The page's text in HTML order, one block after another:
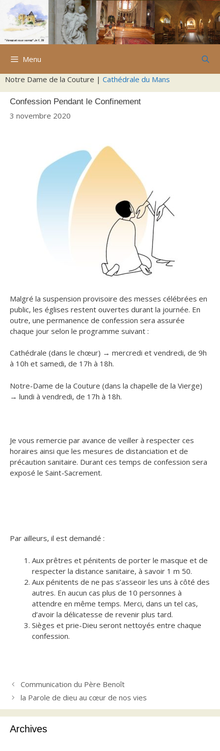
Aller
contenu
Menu
Notre Dame de la Couture | Cathédrale du Mans
Confession Pendant le Confinement
3 novembre 2020
Malgré la suspension provisoire des messes célébrées en
public, les églises restent ouvertes durant la journée. En
outre, une permanence de confession sera assurée
chaque jour selon le programme suivant :
Cathédrale (dans le chœur) → mercredi et vendredi, de 9h
à 10h et samedi, de 17h à 18h.
Notre-Dame de la Couture (dans la chapelle de la Vierge)
→ lundi à vendredi, de 17h à 18h.
Je vous remercie par avance de veiller à respecter ces
horaires ainsi que les mesures de distanciation et de
précaution sanitaire. Durant ces temps de confession sera
exposé le Saint-Sacrement.
Par ailleurs, il est demandé :
Aux prêtres et pénitents de porter le masque et de
respecter la distance sanitaire, à savoir 1 m 50.
Aux pénitents de ne pas s’asseoir les uns à côté des
autres. En aucun cas plus de 10 personnes à
attendre en même temps. Merci, dans un tel cas,
d’avoir la délicatesse de revenir plus tard.
Sièges et prie-Dieu seront nettoyés entre chaque
confession.
Communication du Père Benoît
la Parole de dieu au cœur de nos vies
Archives